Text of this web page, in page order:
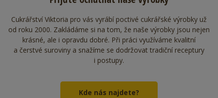
Cukrářství Viktoria pro vás vyrábí poctivé cukrářské výrobky už
od roku 2000. Zakládáme si na tom, že naše výrobky jsou nejen
krásné, ale i opravdu dobré. Při práci využíváme kvalitní
a čerstvé suroviny a snažíme se dodržovat tradiční receptury
i postupy.
Kde nás najdete?